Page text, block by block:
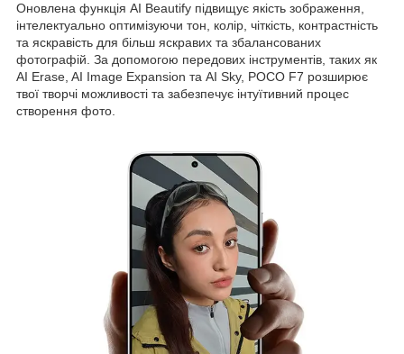
Оновлена функція AI Beautify підвищує якість зображення,
інтелектуально оптимізуючи тон, колір, чіткість, контрастність
та яскравість для більш яскравих та збалансованих
фотографій. За допомогою передових інструментів, таких як
AI Erase, AI Image Expansion та AI Sky, POCO F7 розширює
твої творчі можливості та забезпечує інтуїтивний процес
створення фото.